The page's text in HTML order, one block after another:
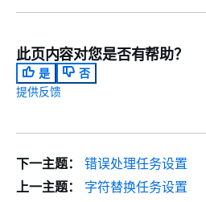
此页内容对您是否有帮助？
是
否
提供反馈
下一主题：
错误处理任务设置
上一主题：
字符替换任务设置